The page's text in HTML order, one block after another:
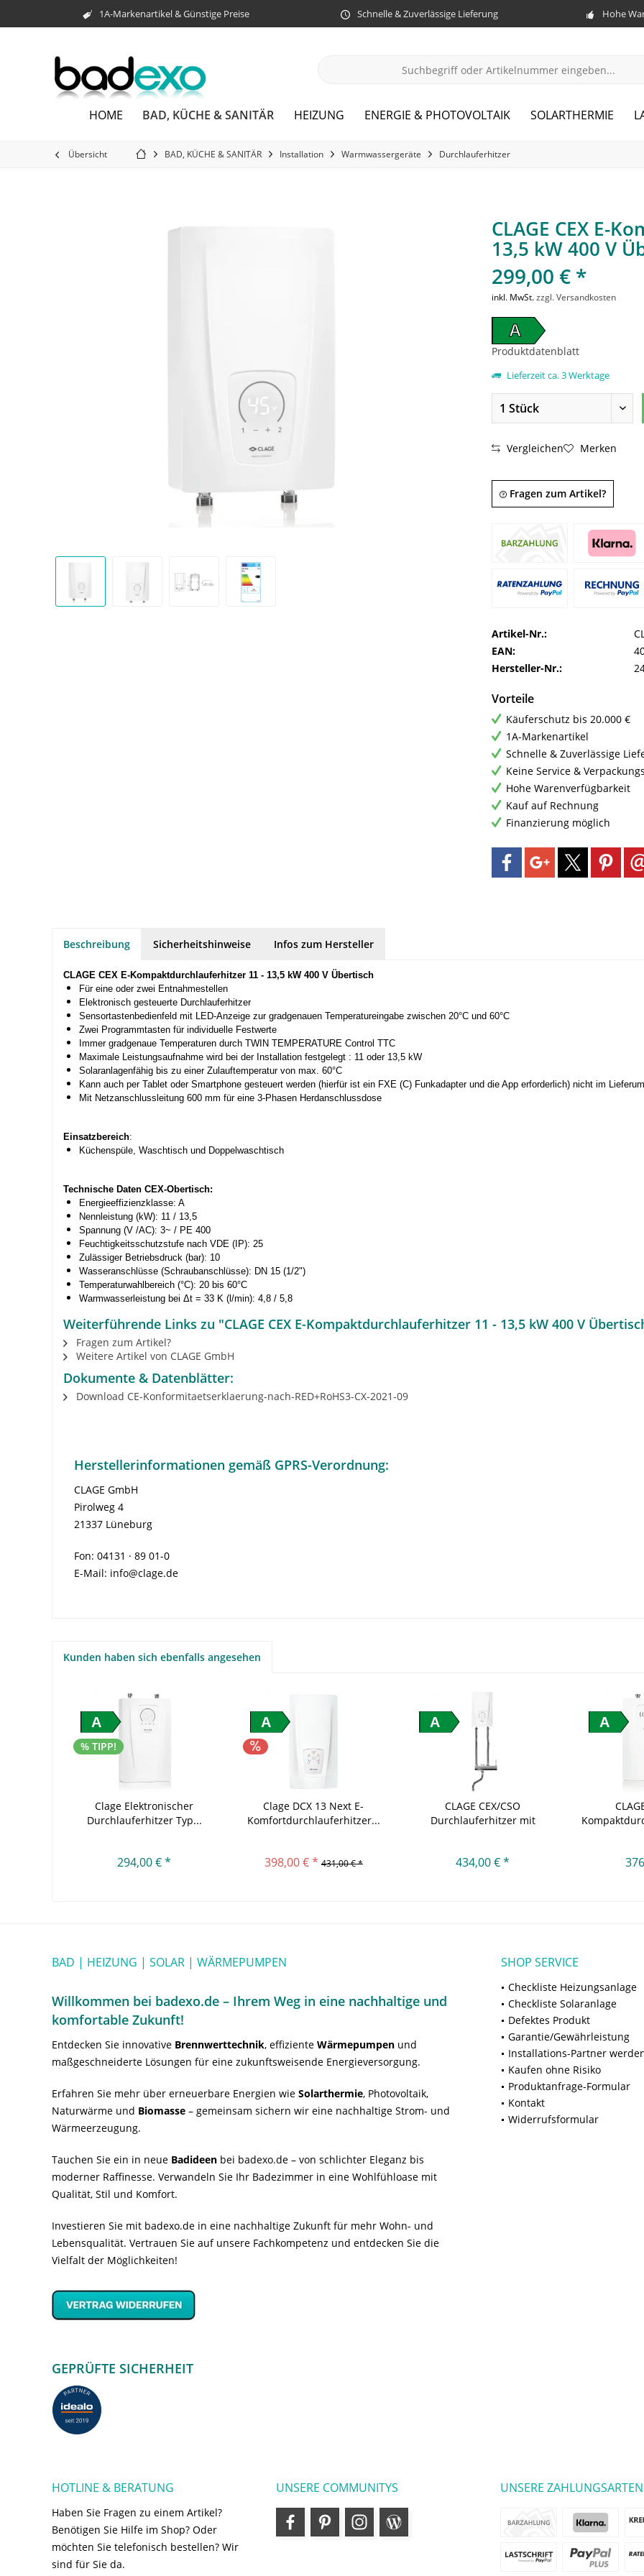
1A-Markenartikel & Günstige Preise Schnelle & Zuverlässige Lieferung Hohe
HOME BAD, KÜCHE & SANITÄR HEIZUNG ENERGIE & PHOTOVOLTAIK SOLARTHERMIE
Übersicht BAD, KÜCHE & SANITÄR Installation Warmwassergeräte Durchlauferhitzer
CLAGE CEX E-
13,5 kW 400 V
299,00 € *
inkl. MwSt.zzgl. Versandkosten
A
Produktdatenblatt
Lieferzeit ca. 3 Werktage
Vergleichen Merken
Fragen zum Artikel?
Artikel-Nr.:
EAN:
Hersteller-Nr.:
Vorteile
Käuferschutz bis 20.000 €
1A-Markenartikel
Schnelle & Zuverlässige
Keine Service &
Hohe Warenverfügbarkeit
Kauf auf Rechnung
Finanzierung möglich
Beschreibung Sicherheitshinweise Infos zum Hersteller
CLAGE CEX E-Kompaktdurchlauferhitzer 11 - 13,5 kW 400 V Übertisch
Für eine oder zwei Entnahmestellen
Elektronisch gesteuerte Durchlauferhitzer
Sensortastenbedienfeld mit LED-Anzeige zur gradgenauen Temperatureingabe zwischen 20°C und 60°C
Zwei Programmtasten für individuelle Festwerte
Immer gradgenaue Temperaturen durch TWIN TEMPERATURE Control TTC
Maximale Leistungsaufnahme wird bei der Installation festgelegt : 11 oder 13,5 kW
Solaranlagenfähig bis zu einer Zulauftemperatur von max. 60°C
Kann auch per Tablet oder Smartphone gesteuert werden (hierfür ist ein FXE (C) Funkadapter und die App erforderlich) nicht im
Mit Netzanschlussleitung 600 mm für eine 3-Phasen Herdanschlussdose
Einsatzbereich:
Küchenspüle, Waschtisch und Doppelwaschtisch
Technische Daten CEX-Obertisch:
Energieeffizienzklasse: A
Nennleistung (kW): 11 / 13,5
Spannung (V /AC): 3~ / PE 400
Feuchtigkeitsschutzstufe nach VDE (IP): 25
Zulässiger Betriebsdruck (bar): 10
Wasseranschlüsse (Schraubanschlüsse): DN 15 (1/2")
Temperaturwahlbereich (°C): 20 bis 60°C
Warmwasserleistung bei Δt = 33 K (l/min): 4,8 / 5,8
Weiterführende Links zu "CLAGE CEX E-Kompaktdurchlauferhitzer 11 - 13,5 kW 400 V
Fragen zum Artikel?
Weitere Artikel von CLAGE GmbH
Dokumente & Datenblätter:
Download CE-Konformitaetserklaerung-nach-RED+RoHS3-CX-2021-09
Herstellerinformationen gemäß GPRS-Verordnung:
CLAGE GmbH
Pirolweg 4
21337 Lüneburg
Fon: 04131 · 89 01-0
E-Mail: info@clage.de
Kunden haben sich ebenfalls angesehen
A
% TIPP!
Clage Elektronischer
Durchlauferhitzer Typ...
294,00 € *
A
Clage DCX 13 Next E-
Komfortdurchlauferhitzer...
398,00 € * 431,00 € *
A
CLAGE CEX/CSO
Durchlauferhitzer mit
434,00 € *
A
BAD | HEIZUNG | SOLAR | WÄRMEPUMPEN
Willkommen bei badexo.de – Ihrem Weg in eine nachhaltige und
komfortable Zukunft!
Entdecken Sie innovative Brennwerttechnik, effiziente Wärmepumpen und
maßgeschneiderte Lösungen für eine zukunftsweisende Energieversorgung.
Erfahren Sie mehr über erneuerbare Energien wie Solarthermie, Photovoltaik,
Naturwärme und Biomasse – gemeinsam sichern wir eine nachhaltige Strom- und
Wärmeerzeugung.
Tauchen Sie ein in neue Badideen bei badexo.de – von schlichter Eleganz bis
moderner Raffinesse. Verwandeln Sie Ihr Badezimmer in eine Wohlfühloase mit
Qualität, Stil und Komfort.
Investieren Sie mit badexo.de in eine nachhaltige Zukunft für mehr Wohn- und
Lebensqualität. Vertrauen Sie auf unsere Fachkompetenz und entdecken Sie die
Vielfalt der Möglichkeiten!
GEPRÜFTE SICHERHEIT
SHOP SERVICE
Checkliste Heizungsanlage
Checkliste Solaranlage
Defektes Produkt
Garantie/Gewährleistung
Installations-Partner
Kaufen ohne Risiko
Produktanfrage-Formular
Kontakt
Widerrufsformular
HOTLINE & BERATUNG
Haben Sie Fragen zu einem Artikel?
Benötigen Sie Hilfe im Shop? Oder
möchten Sie telefonisch bestellen? Wir
sind für Sie da.
UNSERE COMMUNITYS UNSERE ZAHLUNGSARTEN